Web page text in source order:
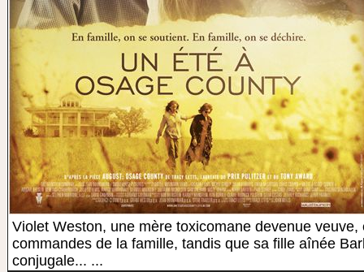
Violet Weston, une mère toxicomane devenue
commandes de la famille, tandis que sa fille aînée
conjugale... ...